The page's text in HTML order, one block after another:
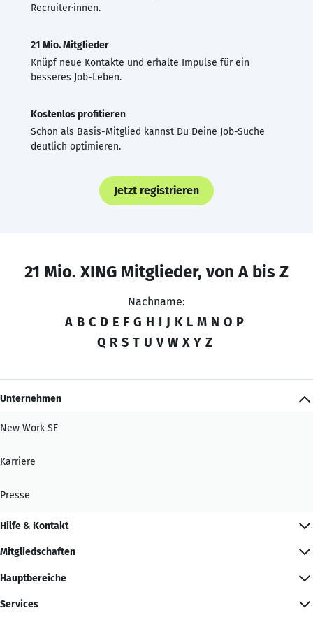
Recruiter·innen.
21 Mio. Mitglieder
Knüpf neue Kontakte und erhalte Impulse für ein
besseres Job-Leben.
Kostenlos profitieren
Schon als Basis-Mitglied kannst Du Deine Job-Suche
deutlich optimieren.
Jetzt registrieren
21 Mio. XING Mitglieder, von A bis Z
Nachname:
A B C D E F G H I J K L M N O P
Q R S T U V W X Y Z
Unternehmen
New Work SE
Karriere
Presse
Hilfe & Kontakt
Mitgliedschaften
Hauptbereiche
Services